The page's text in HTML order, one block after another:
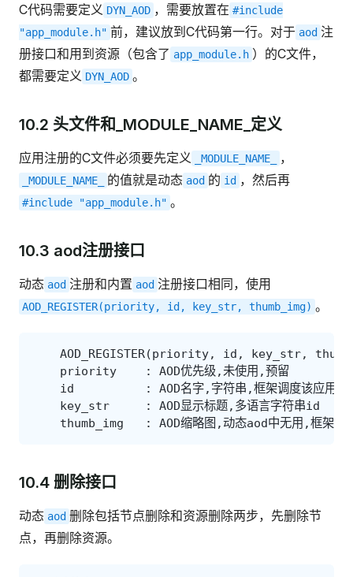
C代码需要定义 DYN_AOD ，需要放置在 #include
"app_module.h" 前，建议放到C代码第一行。对于 aod 注
册接口和用到资源（包含了 app_module.h ）的C文件，
都需要定义 DYN_AOD 。
10.2 头文件和_MODULE_NAME_定义
应用注册的C文件必须要先定义 _MODULE_NAME_ ，
_MODULE_NAME_ 的值就是动态 aod 的 id ，然后再
#include "app_module.h" 。
10.3 aod注册接口
动态 aod 注册和内置 aod 注册接口相同，使用
AOD_REGISTER(priority, id, key_str, thumb_img) 。
AOD_REGISTER(priority, id , key_str,
priority
: AOD优先级 , 未使用 ,预留
id
: AOD名字, 字符串 ,框架调度该应用时
key_str
: AOD显示标题, 多语言字符串id
thumb_img
: AOD缩略图 ,动态aod中无用 ,框架自
10.4 删除接口
动态 aod 删除包括节点删除和资源删除两步，先删除节
点，再删除资源。